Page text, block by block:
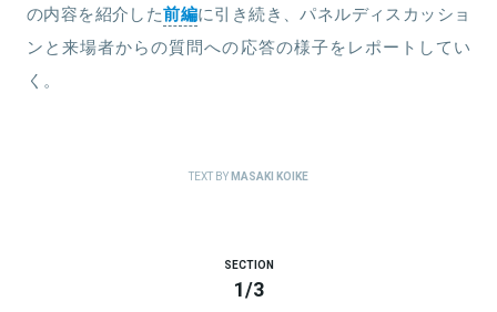
の内容を紹介した前編に引き続き、パネルディスカッショ
ンと来場者からの質問への応答の様子をレポートしてい
く。
TEXT BYMASAKI KOIKE
SECTION
1/3